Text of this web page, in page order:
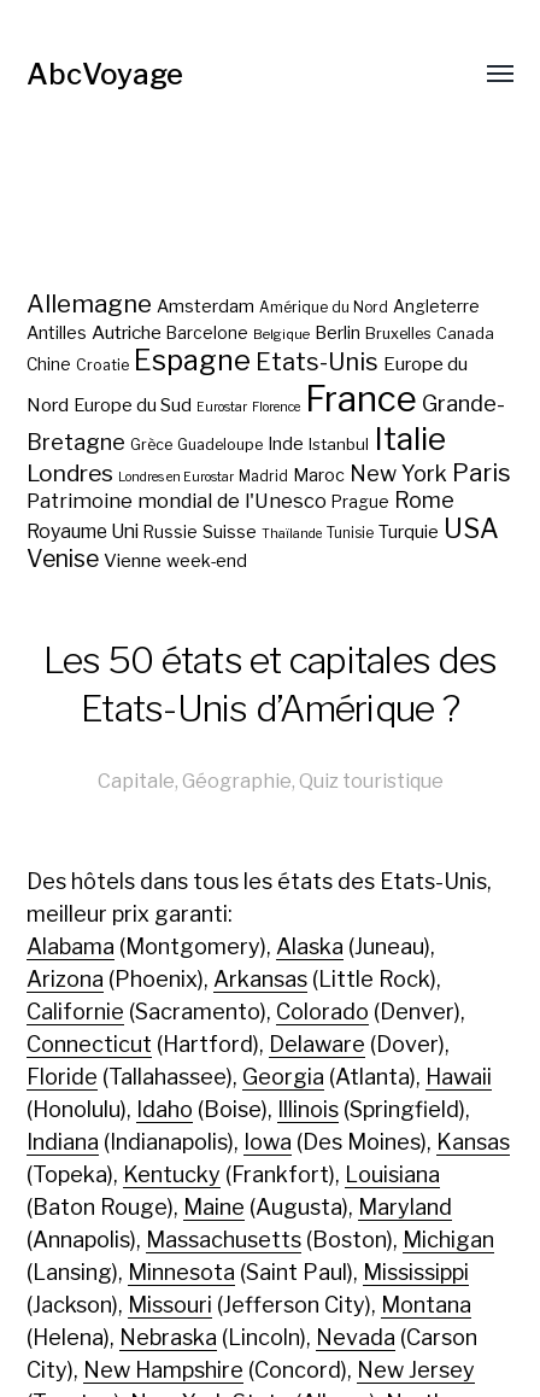
AbcVoyage
Allemagne Amsterdam Amérique du Nord Angleterre
Antilles Autriche Barcelone Belgique Berlin Bruxelles Canada
Chine Croatie Espagne Etats-Unis Europe du
Nord Europe du Sud Eurostar Florence France Grande-
Bretagne Grèce Guadeloupe Inde Istanbul Italie
Londres Londres en Eurostar Madrid Maroc New York Paris
Patrimoine mondial de l'Unesco Prague Rome
Royaume Uni Russie Suisse Thaïlande Tunisie Turquie USA
Venise Vienne week-end
Les 50 états et capitales des
Etats-Unis d’Amérique ?
Capitale, Géographie, Quiz touristique
Des hôtels dans tous les états des Etats-Unis,
meilleur prix garanti:
Alabama (Montgomery), Alaska (Juneau),
Arizona (Phoenix), Arkansas (Little Rock),
Californie (Sacramento), Colorado (Denver),
Connecticut (Hartford), Delaware (Dover),
Floride (Tallahassee), Georgia (Atlanta), Hawaii
(Honolulu), Idaho (Boise), Illinois (Springfield),
Indiana (Indianapolis), Iowa (Des Moines), Kansas
(Topeka), Kentucky (Frankfort), Louisiana
(Baton Rouge), Maine (Augusta), Maryland
(Annapolis), Massachusetts (Boston), Michigan
(Lansing), Minnesota (Saint Paul), Mississippi
(Jackson), Missouri (Jefferson City), Montana
(Helena), Nebraska (Lincoln), Nevada (Carson
City), New Hampshire (Concord), New Jersey